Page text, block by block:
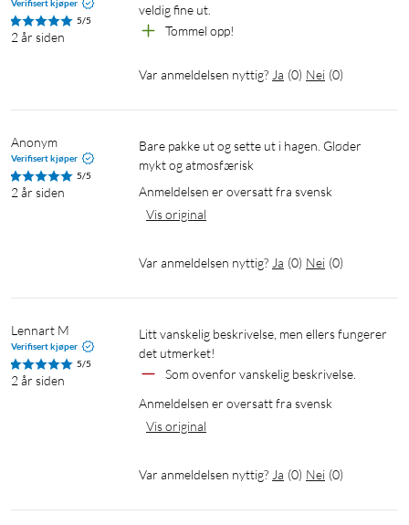
Verifisert kjøper
5/5
2 år siden
veldig fine ut.
Tommel opp!
Var anmeldelsen nyttig? Ja (0) Nei (0)
Anonym
Verifisert kjøper
5/5
2 år siden
Bare pakke ut og sette ut i hagen. Gløder
mykt og atmosfærisk
Anmeldelsen er oversatt fra svensk
Vis original
Var anmeldelsen nyttig? Ja (0) Nei (0)
Lennart M
Verifisert kjøper
5/5
2 år siden
Litt vanskelig beskrivelse, men ellers fungerer
det utmerket!
Som ovenfor vanskelig beskrivelse.
Anmeldelsen er oversatt fra svensk
Vis original
Var anmeldelsen nyttig? Ja (0) Nei (0)